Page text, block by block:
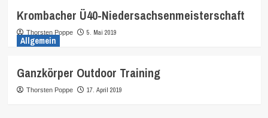
Krombacher Ü40-Niedersachsenmeisterschaft
Thorsten Poppe 5. Mai 2019
Allgemein
Ganzkörper Outdoor Training
Thorsten Poppe 17. April 2019